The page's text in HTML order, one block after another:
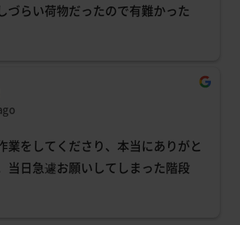
づらい荷物だったので有難かった
業をしてくださり、本当にありがと
当日急遽お願いしてしまった階段